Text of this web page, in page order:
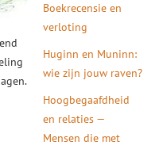
Boekrecensie en
verloting
Huginn en Muninn:
wie zijn jouw raven?
Hoogbegaafdheid
en relaties —
Mensen die met